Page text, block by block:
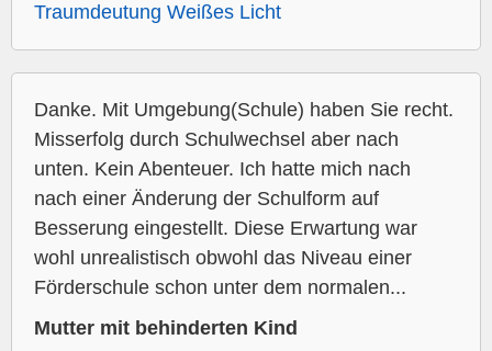
Traumdeutung Weißes Licht
Danke. Mit Umgebung(Schule) haben Sie recht.
Misserfolg durch Schulwechsel aber nach
unten. Kein Abenteuer. Ich hatte mich nach
nach einer Änderung der Schulform auf
Besserung eingestellt. Diese Erwartung war
wohl unrealistisch obwohl das Niveau einer
Förderschule schon unter dem normalen...
Mutter mit behinderten Kind